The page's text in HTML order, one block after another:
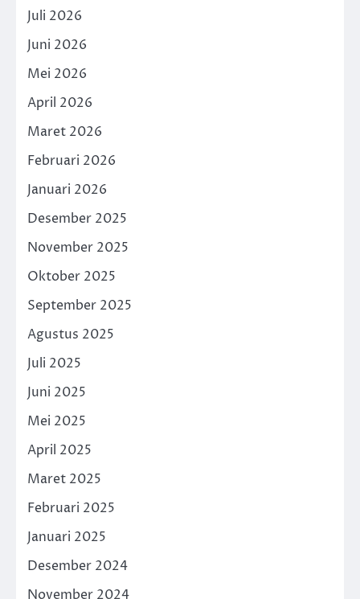
Juli 2026
Juni 2026
Mei 2026
April 2026
Maret 2026
Februari 2026
Januari 2026
Desember 2025
November 2025
Oktober 2025
September 2025
Agustus 2025
Juli 2025
Juni 2025
Mei 2025
April 2025
Maret 2025
Februari 2025
Januari 2025
Desember 2024
November 2024